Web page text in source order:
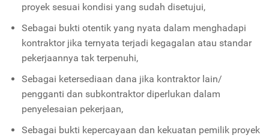
proyek sesuai kondisi yang sudah disetujui,
Sebagai bukti otentik yang nyata dalam menghadapi
kontraktor jika ternyata terjadi kegagalan atau standar
pekerjaannya tak terpenuhi,
Sebagai ketersediaan dana jika kontraktor lain/
pengganti dan subkontraktor diperlukan dalam
penyelesaian pekerjaan,
Sebagai bukti kepercayaan dan kekuatan pemilik proyek